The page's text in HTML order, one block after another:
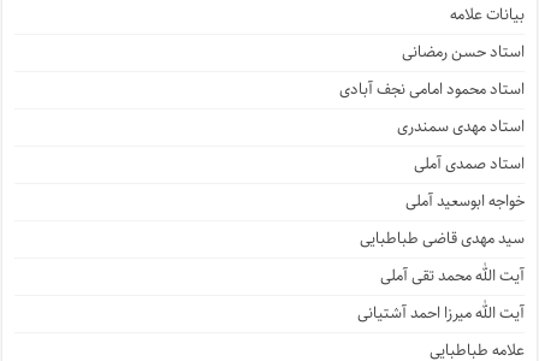
بیانات علامه
استاد حسن رمضانی
استاد محمود امامی نجف آبادی
استاد مهدی سمندری
استاد صمدی آملی
خواجه ابوسعید آملی
سید مهدی قاضی طباطبایی
آیت الله محمد تقی آملی
آیت الله میرزا احمد آشتیانی
علامه طباطبایی